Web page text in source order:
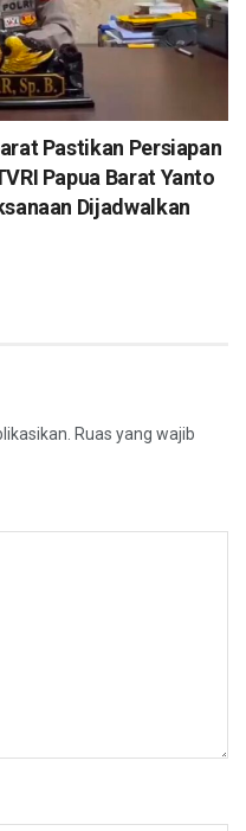
Pastikan Persiapan
Papua Barat Yanto
Dijadwalkan
Ruas yang wajib